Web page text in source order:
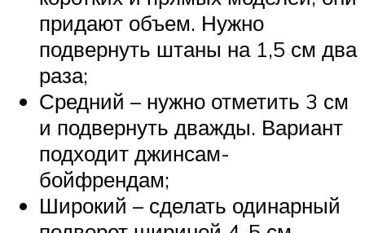
придают объем. Нужно
подвернуть штаны на 1,5 см два
раза;
Средний – нужно отметить 3 см
и подвернуть дважды. Вариант
подходит джинсам-
бойфрендам;
Широкий – сделать одинарный